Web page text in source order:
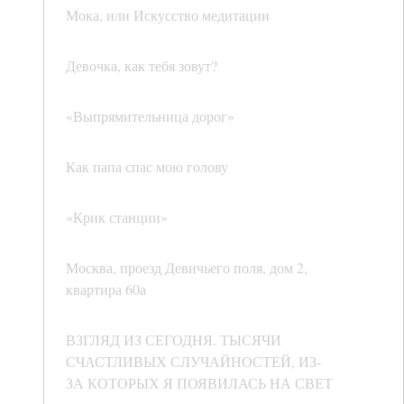
Мока, или Искусство медитации
Девочка, как тебя зовут?
«Выпрямительница дорог»
Как папа спас мою голову
«Крик станции»
Москва, проезд Девичьего поля, дом 2,
квартира 60а
ВЗГЛЯД ИЗ СЕГОДНЯ. ТЫСЯЧИ
СЧАСТЛИВЫХ СЛУЧАЙНОСТЕЙ, ИЗ-
ЗА КОТОРЫХ Я ПОЯВИЛАСЬ НА СВЕТ